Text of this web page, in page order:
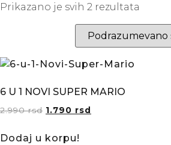
Prikazano je svih 2 rezultata
6 U 1 NOVI SUPER MARIO
2.990rsd 1.790 rsd
Dodaj u korpu!